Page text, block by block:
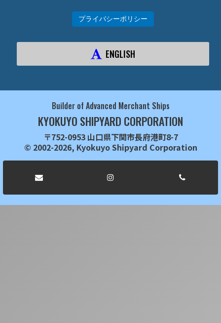
プライバシーポリシー
ENGLISH
Builder of Advanced Merchant Ships
KYOKUYO SHIPYARD CORPORATION
〒752-0953 山口県下関市長府港町8-7
© 2002-2026, Kyokuyo Shipyard Corporation